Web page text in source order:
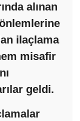
alınan
ilaçlama
misafir
geldi.